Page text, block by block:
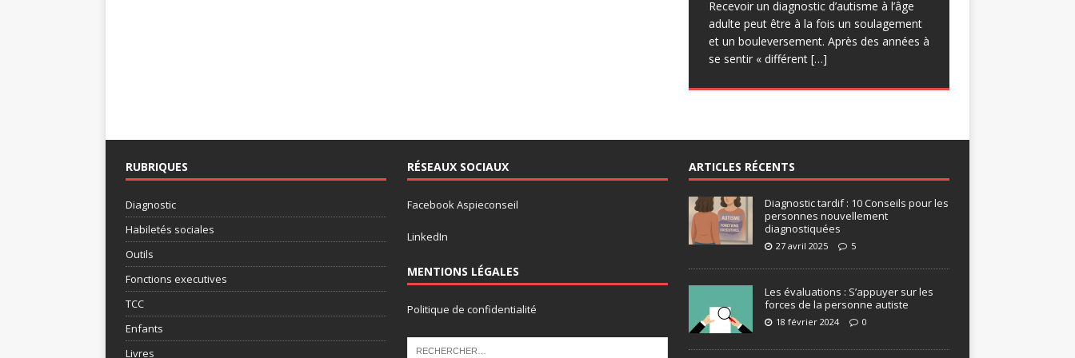
Recevoir un diagnostic d’autisme à l’âge
adulte peut être à la fois un soulagement
et un bouleversement. Après des années à
se sentir « différent […]
programmatique, d’engager des
apprentissages sur les forces et de
proposer des progressions Certes, le
quelques réserves quant à[…]
RUBRIQUES
Diagnostic
Habiletés sociales
Outils
Fonctions executives
TCC
Enfants
Livres
RÉSEAUX SOCIAUX
Facebook Aspieconseil
LinkedIn
MENTIONS LÉGALES
Politique de confidentialité
ARTICLES RÉCENTS
Diagnostic tardif : 10 Conseils pour les
personnes nouvellement
diagnostiquées
27 avril 2025 5
Les évaluations : S’appuyer sur les
forces de la personne autiste
18 février 2024 0